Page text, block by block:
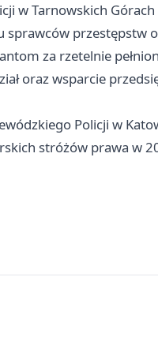
w Tarnowskich
przestępstw
za rzetelnie
oraz wsparcie
Policji w
stróżów prawa w